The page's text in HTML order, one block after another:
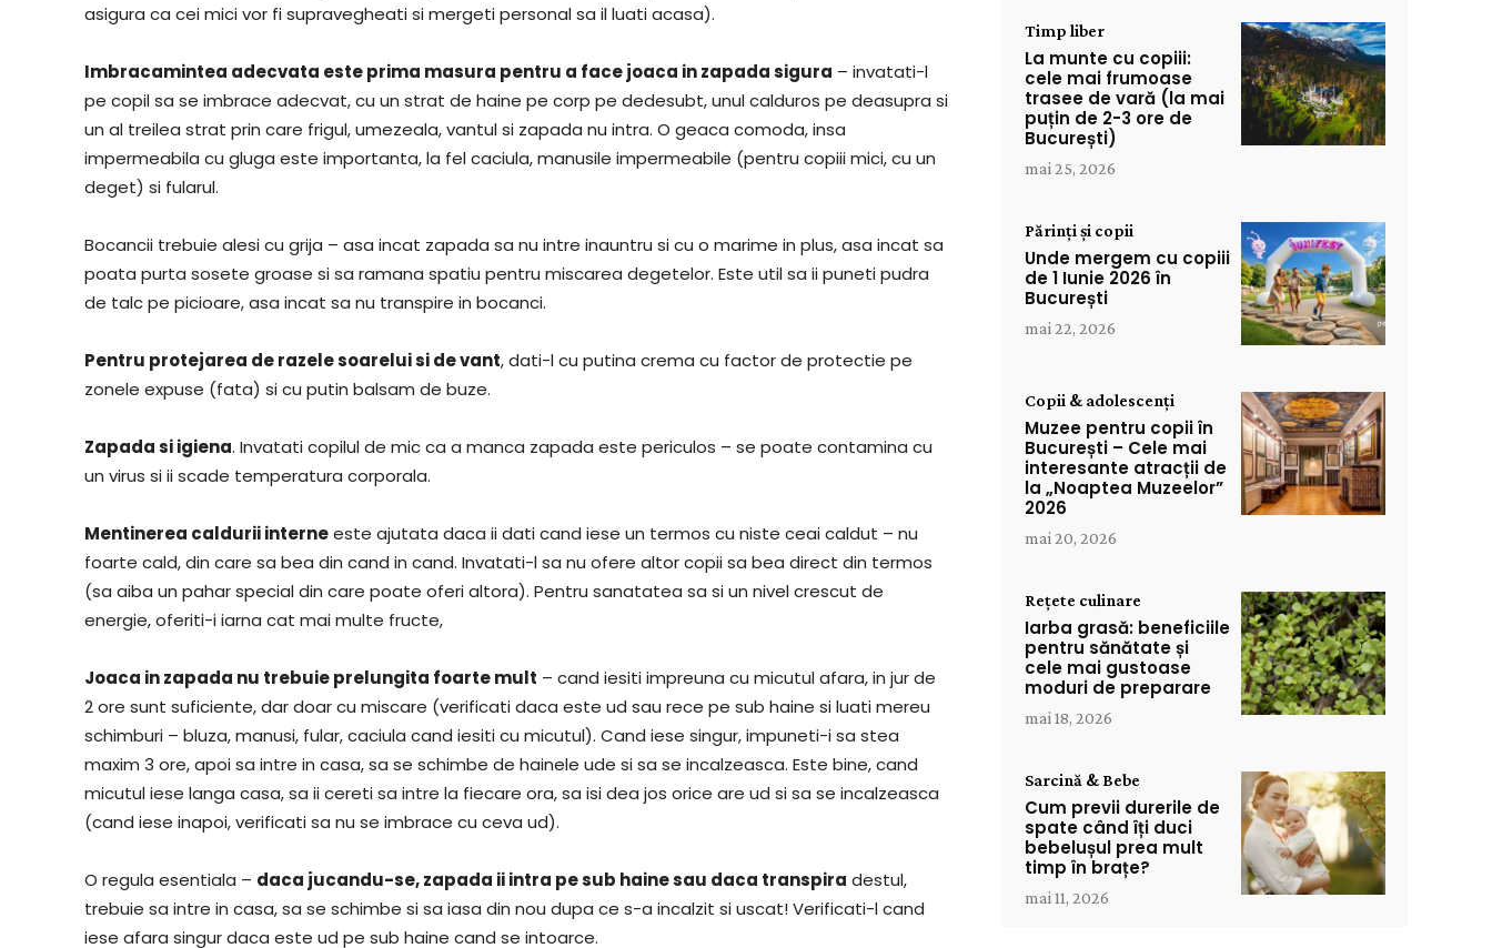
asigura ca cei mici vor fi supravegheati si mergeti personal sa il luati acasa).
Imbracamintea adecvata este prima masura pentru a face joaca in zapadasigura – invatati-l
pe copil sa se imbrace adecvat, cu un strat de haine pe corp pe dedesubt, unul calduros pe deasupra si
un al treilea strat prin care frigul, umezeala, vantul si zapada nu intra. O geaca comoda, insa
impermeabila cu gluga este importanta, la fel caciula, manusile impermeabile (pentru copiii mici, cu un
deget) si fularul.
Bocancii trebuie alesi cu grija – asa incat zapada sa nu intre inauntru si cu o marime in plus, asa incat sa
poata purta sosete groase si sa ramana spatiu pentru miscarea degetelor. Este util sa ii puneti pudra
de talc pe picioare, asa incat sa nu transpire in bocanci.
Pentru protejarea de razele soarelui si de vant, dati-l cu putina crema cu factor de protectie pe
zonele expuse (fata) si cu putin balsam de buze.
Zapada si igiena. Invatati copilul de mic ca a manca zapada este periculos – se poate contamina cu
un virus si ii scade temperatura corporala.
Mentinerea caldurii interneeste ajutata daca ii dati cand iese un termos cu niste ceai caldut – nu
foarte cald, din care sa bea din cand in cand. Invatati-l sa nu ofere altor copii sa bea direct din termos
(sa aiba un pahar special din care poate oferi altora). Pentru sanatatea sa si un nivel crescut de
energie, oferiti-i iarna cat mai multe fructe,
Joaca in zapada nu trebuie prelungita foarte mult – cand iesiti impreuna cu micutul afara, in jur de
2 ore sunt suficiente, dar doar cu miscare (verificati daca este ud sau rece pe sub haine si luati mereu
schimburi – bluza, manusi, fular, caciula cand iesiti cu micutul). Cand iese singur, impuneti-i sa stea
maxim 3 ore, apoi sa intre in casa, sa se schimbe de hainele ude si sa se incalzeasca. Este bine, cand
micutul iese langa casa, sa ii cereti sa intre la fiecare ora, sa isi dea jos orice are ud si sa se incalzeasca
(cand iese inapoi, verificati sa nu se imbrace cu ceva ud).
O regula esentiala – daca jucandu-se, zapada ii intra pe sub haine sau daca transpira destul,
trebuie sa intre in casa, sa se schimbe si sa iasa din nou dupa ce s-a incalzit si uscat! Verificati-l cand
iese afara singur daca este ud pe sub haine cand se intoarce.
Timp liber
La munte cu copiii:
cele mai frumoase
trasee de vară (la mai
puțin de 2-3 ore de
București)
mai 25, 2026
Părinți și copii
Unde mergem cu copiii
de 1 Iunie 2026 în
București
mai 22, 2026
Copii & adolescenți
Muzee pentru copii în
București – Cele mai
interesante atracții de
la „Noaptea Muzeelor”
2026
mai 20, 2026
Rețete culinare
Iarba grasă: beneficiile
pentru sănătate și
cele mai gustoase
moduri de preparare
mai 18, 2026
Sarcină & Bebe
Cum previi durerile de
spate când îți duci
bebelușul prea mult
timp în brațe?
mai 11, 2026